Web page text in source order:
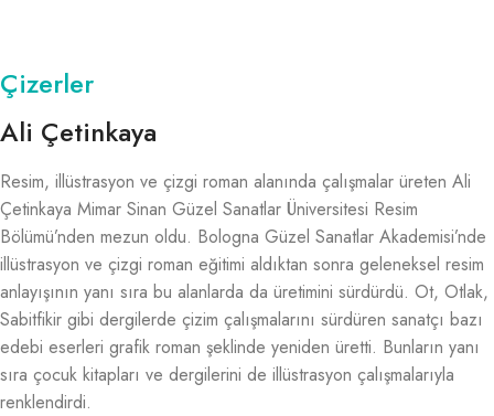
Çizerler
Ali Çetinkaya
Resim, illüstrasyon ve çizgi roman alanında çalışmalar üreten Ali
Çetinkaya Mimar Sinan Güzel Sanatlar Üniversitesi Resim
Bölümü’nden mezun oldu. Bologna Güzel Sanatlar Akademisi’nde
illüstrasyon ve çizgi roman eğitimi aldıktan sonra geleneksel resim
anlayışının yanı sıra bu alanlarda da üretimini sürdürdü. Ot, Otlak,
Sabitfikir gibi dergilerde çizim çalışmalarını sürdüren sanatçı bazı
edebi eserleri grafik roman şeklinde yeniden üretti. Bunların yanı
sıra çocuk kitapları ve dergilerini de illüstrasyon çalışmalarıyla
renklendirdi.